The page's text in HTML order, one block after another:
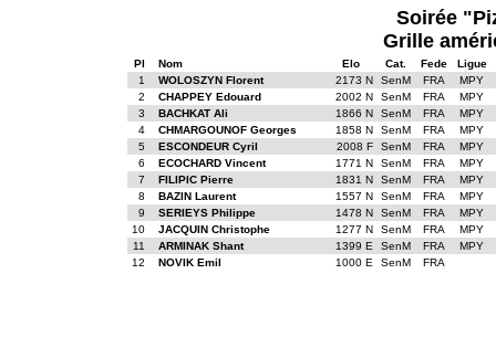
Soirée
Grille
Pl Nom Elo Cat. Fede
Ligue
1
WOLOSZYN Florent 2173 N SenM FRA
MPY
2
CHAPPEY Edouard 2002 N SenM FRA
MPY
3
BACHKAT Ali 1866 N SenM FRA
MPY
4
CHMARGOUNOF Georges 1858 N SenM FRA
MPY
5
ESCONDEUR Cyril 2008 F SenM FRA
MPY
6
ECOCHARD Vincent 1771 N SenM FRA
MPY
7
FILIPIC Pierre 1831 N SenM FRA
MPY
8
BAZIN Laurent 1557 N SenM FRA
MPY
9
SERIEYS Philippe 1478 N SenM FRA
MPY
10
JACQUIN Christophe 1277 N SenM FRA
MPY
11
ARMINAK Shant 1399 E SenM FRA
MPY
12
NOVIK Emil 1000 E SenM FRA